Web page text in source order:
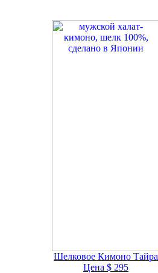
Шелковое Кимоно Тайра
Цена $ 295